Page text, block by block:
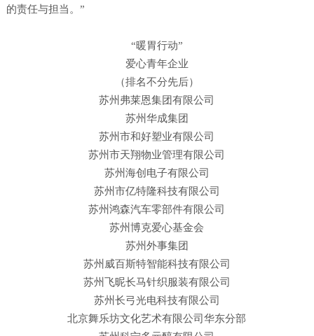
的责任与担当。”
“暖胃行动”
爱心青年企业
（排名不分先后）
苏州弗莱恩集团有限公司
苏州华成集团
苏州市和好塑业有限公司
苏州市天翔物业管理有限公司
苏州海创电子有限公司
苏州市亿特隆科技有限公司
苏州鸿森汽车零部件有限公司
苏州博克爱心基金会
苏州外事集团
苏州威百斯特智能科技有限公司
苏州飞昵长马针织服装有限公司
苏州长弓光电科技有限公司
北京舞乐坊文化艺术有限公司华东分部